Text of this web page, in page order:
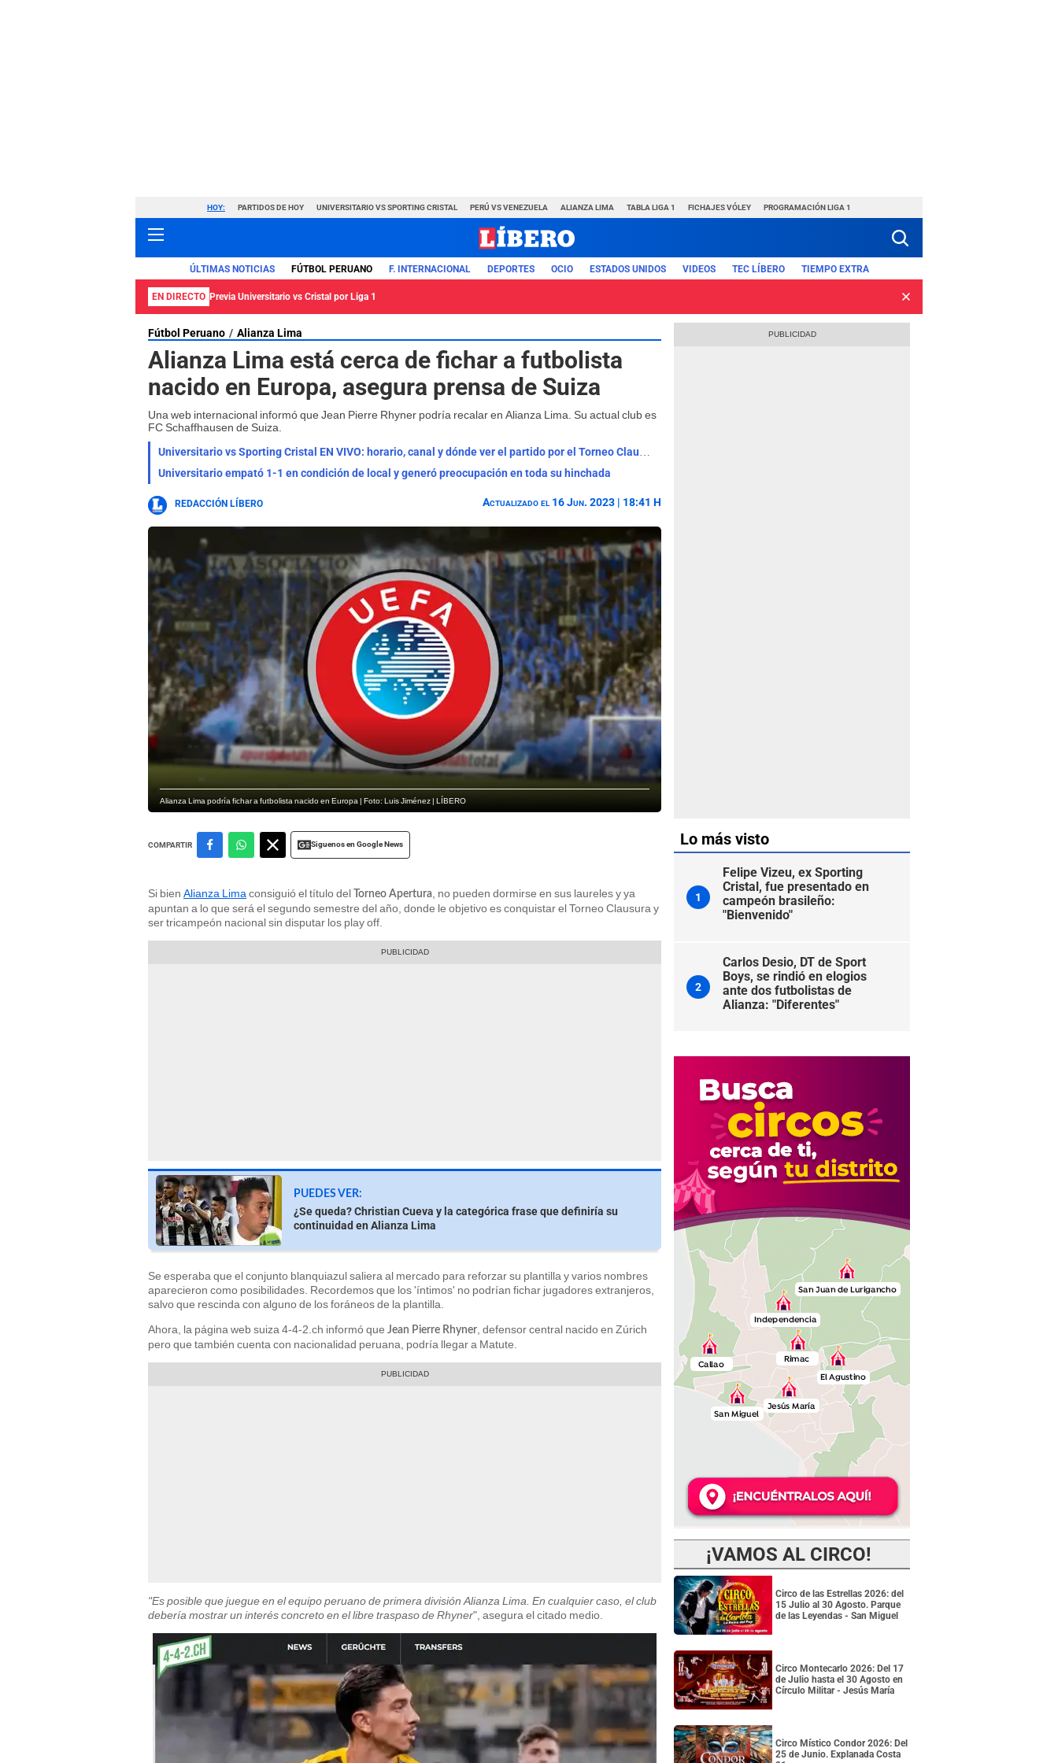
HOY: PARTIDOS DE HOY UNIVERSITARIO VS SPORTING CRISTAL PERÚ VS VENEZUELA ALIANZA LIMA TABLA LIGA 1 FICHAJES VÓLEY PROGRAMACIÓN LIGA 1
ÚLTIMAS NOTICIAS FÚTBOL PERUANO F. INTERNACIONAL DEPORTES OCIO ESTADOS UNIDOS VIDEOS TEC LÍBERO TIEMPO EXTRA
EN DIRECTO Previa Universitario vs Cristal por Liga 1
Fútbol Peruano Alianza Lima
Alianza Lima está cerca de fichar a futbolista
nacido en Europa, asegura prensa de Suiza
Una web internacional informó que Jean Pierre Rhyner podría recalar en Alianza Lima. Su actual club es
FC Schaffhausen de Suiza.
Universitario vs Sporting Cristal EN VIVO: horario, canal y dónde ver el partido por el Torneo Clausura
Universitario empató 1-1 en condición de local y generó preocupación en toda su hinchada
REDACCIÓN LÍBERO Actualizado el 16 Jun. 2023 | 18:41 H
Alianza Lima podría fichar a futbolista nacido en Europa | Foto: Luis Jiménez | LÍBERO
COMPARTIR Siguenos en Google News
Si bien Alianza Lima consiguió el título del Torneo Apertura , no pueden dormirse en sus laureles y ya
apuntan a lo que será el segundo semestre del año, donde le objetivo es conquistar el Torneo Clausura y
ser tricampeón nacional sin disputar los play off.
PUEDES VER:
¿Se queda? Christian Cueva y la categórica frase que definiría su
continuidad en Alianza Lima
Se esperaba que el conjunto blanquiazul saliera al mercado para reforzar su plantilla y varios nombres
aparecieron como posibilidades. Recordemos que los 'íntimos' no podrían fichar jugadores extranjeros,
salvo que rescinda con alguno de los foráneos de la plantilla.
Ahora, la página web suiza 4-4-2.ch informó que Jean Pierre Rhyner , defensor central nacido en Zúrich
pero que también cuenta con nacionalidad peruana, podría llegar a Matute.
"Es posible que juegue en el equipo peruano de primera división Alianza Lima. En cualquier caso, el club
debería mostrar un interés concreto en el libre traspaso de Rhyner", asegura el citado medio.
Lo más visto
1
Felipe Vizeu, ex Sporting
Cristal, fue presentado en
campeón brasileño:
"Bienvenido"
2
Carlos Desio, DT de Sport
Boys, se rindió en elogios
ante dos futbolistas de
Alianza: "Diferentes"
¡VAMOS AL CIRCO!
Circo de las Estrellas 2026: del
15 Julio al 30 Agosto. Parque
de las Leyendas - San Miguel
Circo Montecarlo 2026: Del 17
de Julio hasta el 30 Agosto en
Círculo Militar - Jesús María
Circo Místico Condor 2026: Del
25 de Junio. Explanada Costa